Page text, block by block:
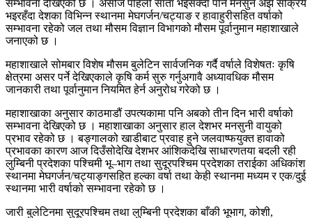
सम्भावना देखिएको छ । असोज पहिलो साता भइसक्दा पनि मनसुन अझै सक्रिय
भइरहँदा देशका विभिन्न स्थानमा मेघगर्जन/चट्याङ र हावाहुरीसहित वर्षाको
सम्भावना रहेको जल तथा मौसम विज्ञान विभागको मौसम पूर्वानुमान महाशाखाले
जनाएको छ ।
महाशाखाले सोमबार विशेष मौसम बुलेटिन सार्वजनिक गर्दै वर्षाले विशेषतः कृषि
क्षेत्रमा असर पर्ने देखिएकाले कृषि कर्म सुरु गर्नुअगावै अध्यावधिक मौसम
जानकारी तथा पूर्वानुमान नियमित हेर्न अनुरोध गरेको छ ।
महाशाखाका अनुसार काठमाडौं उपत्यकामा पनि अबको तीन दिन भारी वर्षाको
सम्भावना देखिएको छ । महाशाखाका अनुसार हाल देशभर मनसुनी वायुको
प्रभाव रहेको छ । बङ्गालको खाडीबाट प्रवाह हुने जलवाष्फयुक्त हावाको
प्रभावका कारण आज दिउँसोदेखि देशभर आंशिकदेखि साधारणतया बदली रही
लुम्बिनी प्रदेशका पश्चिमी भू–भाग तथा सुदूरपश्चिम प्रदेशका तराईका अधिकांश
स्थानमा मेघगर्जन/चट्याङ्गसहित हल्का वर्षा तथा केही स्थानमा मध्यम र एक/दुई
स्थानमा भारी वर्षाको सम्भावना रहेको छ ।
जारी बुलेटिनमा सुदूरपश्चिम तथा लुम्बिनी प्रदेशका बाँकी भूभाग, कोशी,